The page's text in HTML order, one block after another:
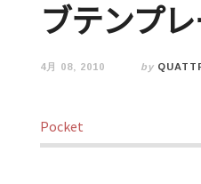
ブテンプ
4月 08, 2010 by
Pocket